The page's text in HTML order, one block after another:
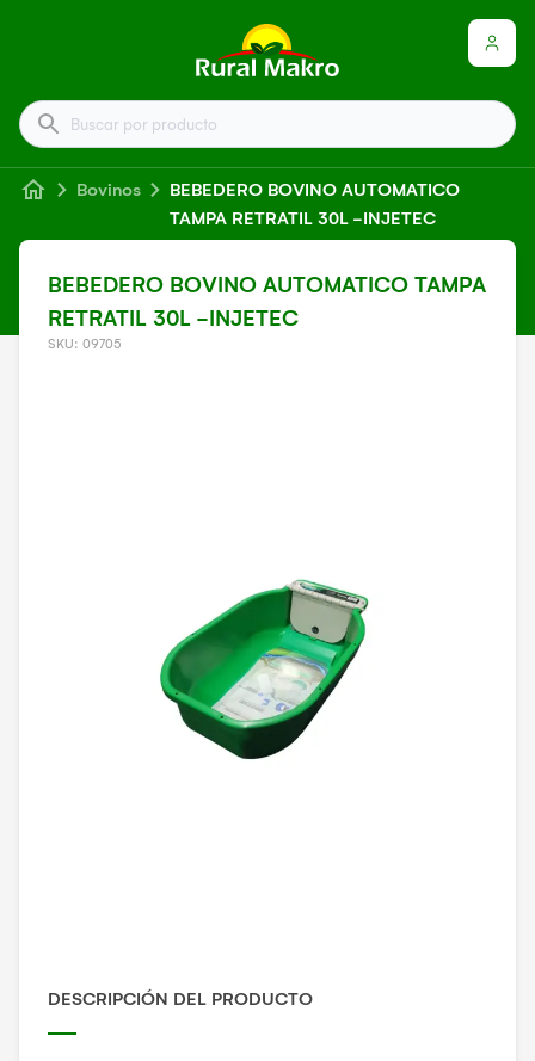
Buscar por producto
Bovinos
BEBEDERO BOVINO AUTOMATICO
TAMPA RETRATIL 30L -INJETEC
BEBEDERO BOVINO AUTOMATICO TAMPA
RETRATIL 30L -INJETEC
SKU: 09705
DESCRIPCIÓN DEL PRODUCTO